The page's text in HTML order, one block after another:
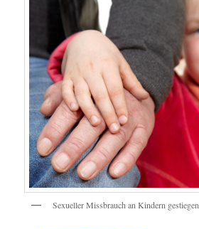
Sexueller Missbrauch an Kindern gestiegen